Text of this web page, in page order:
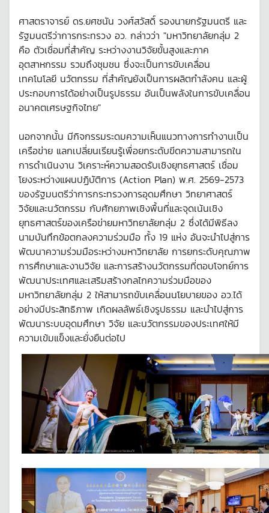
ศาสตราจารย์ ดร.ยศชนัน วงศ์สวัสดิ์ รองนายกรัฐมนตรี และ
รัฐมนตรีว่าการกระทรวง อว. กล่าวว่า "มหาวิทยาลัยกลุ่ม 2
คือ ตัวเชื่อมที่สำคัญ ระหว่างงานวิจัยขั้นสูงและภาค
อุตสาหกรรม รวมถึงชุมชน ซึ่งจะเป็นการขับเคลื่อน
เทคโนโลยี นวัตกรรม ที่สำคัญยังเป็นการผลิตกำลังคน และผู้
ประกอบการได้อย่างเป็นรูปธรรม อันเป็นพลังในการขับเคลื่อน
อนาคตเศรษฐกิจไทย"
นอกจากนั้น มีกิจกรรมระดมความเห็นแนวทางการทำงานเป็น
เครือข่าย แลกเปลี่ยนเรียนรู้เพื่อยกระดับขีดความสามารถใน
การดำเนินงาน วิเคราะห์ความสอดรับเชิงยุทธศาสตร์ เชื่อม
โยงระหว่างแผนปฏิบัติการ (Action Plan) พ.ศ. 2569-2573
ของรัฐมนตรีว่าการกระทรวงการอุดมศึกษา วิทยาศาสตร์
วิจัยและนวัตกรรม กับศักยภาพเชิงพื้นที่และจุดเน้นเชิง
ยุทธศาสตร์ของเครือข่ายมหาวิทยาลัยกลุ่ม 2 ซึ่งได้มีพิธีลง
นามบันทึกข้อตกลงความร่วมมือ ทั้ง 19 แห่ง อันจะนำไปสู่การ
พัฒนาความร่วมมือระหว่างมหาวิทยาลัย การยกระดับคุณภาพ
การศึกษาและงานวิจัย และการสร้างนวัตกรรมที่ตอบโจทย์การ
พัฒนาประเทศและเสริมสร้างกลไกความร่วมมือของ
มหาวิทยาลัยกลุ่ม 2 ให้สามารถขับเคลื่อนนโยบายของ อว.ได้
อย่างมีประสิทธิภาพ เกิดผลลัพธ์เชิงรูปธรรม และนำไปสู่การ
พัฒนาระบบอุดมศึกษา วิจัย และนวัตกรรมของประเทศให้มี
ความเข้มแข็งและยั่งยืนต่อไป